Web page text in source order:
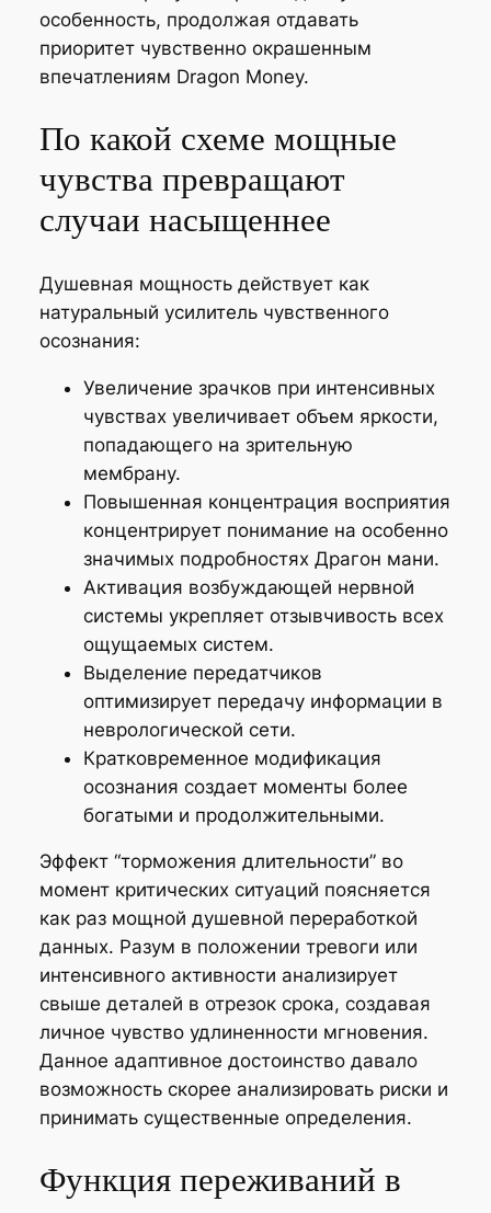
особенность, продолжая отдавать
приоритет чувственно окрашенным
впечатлениям Dragon Money.
По какой схеме мощные
чувства превращают
случаи насыщеннее
Душевная мощность действует как
натуральный усилитель чувственного
осознания:
Увеличение зрачков при интенсивных
чувствах увеличивает объем яркости,
попадающего на зрительную
мембрану.
Повышенная концентрация восприятия
концентрирует понимание на особенно
значимых подробностях Драгон мани.
Активация возбуждающей нервной
системы укрепляет отзывчивость всех
ощущаемых систем.
Выделение передатчиков
оптимизирует передачу информации в
неврологической сети.
Кратковременное модификация
осознания создает моменты более
богатыми и продолжительными.
Эффект “торможения длительности” во
момент критических ситуаций поясняется
как раз мощной душевной переработкой
данных. Разум в положении тревоги или
интенсивного активности анализирует
свыше деталей в отрезок срока, создавая
личное чувство удлиненности мгновения.
Данное адаптивное достоинство давало
возможность скорее анализировать риски и
принимать существенные определения.
Функция переживаний в